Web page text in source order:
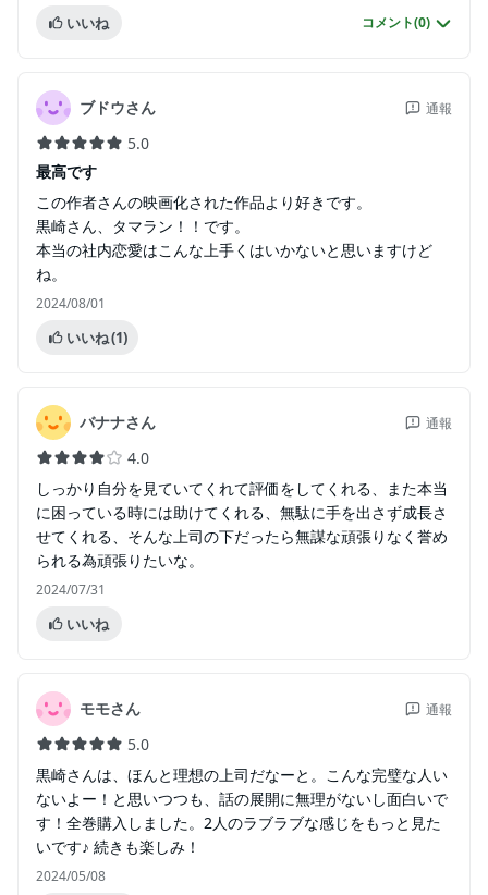
いいね コメント(0)
ブドウさん 通報
5.0
最高です
この作者さんの映画化された作品より好きです。
黒崎さん、タマラン！！です。
本当の社内恋愛はこんな上手くはいかないと思いますけど
ね。
2024/08/01
いいね(1)
バナナさん 通報
4.0
しっかり自分を見ていてくれて評価をしてくれる、また本当
に困っている時には助けてくれる、無駄に手を出さず成長さ
せてくれる、そんな上司の下だったら無謀な頑張りなく誉め
られる為頑張りたいな。
2024/07/31
いいね
モモさん 通報
5.0
黒崎さんは、ほんと理想の上司だなーと。こんな完璧な人い
ないよー！と思いつつも、話の展開に無理がないし面白いで
す！全巻購入しました。2人のラブラブな感じをもっと見た
いです♪ 続きも楽しみ！
2024/05/08